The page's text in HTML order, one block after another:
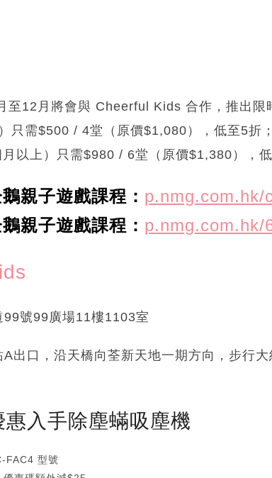
至12月將會與 Cheerful Kids 合作，推出限
只需$500 / 4堂（原價$1,080），低至5折
以上）只需$980 / 6堂（原價$1,380），低
親子遊戲課程： p.nmg.com.hk/
親子遊戲課程： p.nmg.com.hk/
99號99廣場11樓1103室
出口，沿天橋向荃新天地一期方向，步行
入手除塵蟎吸塵機
FAC4 型號